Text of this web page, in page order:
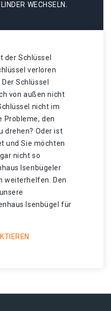
WECHSELN.
der Schlüssel
verloren
Schlüssel
von außen nicht
nicht im
Probleme, den
drehen? Oder ist
und Sie möchten
nicht so
Isenbügeler
weiterhelfen. Den
Isenbügel für